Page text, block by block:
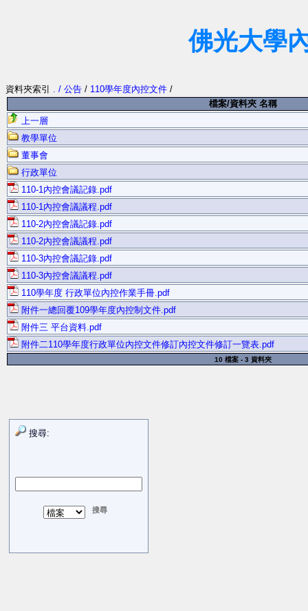
佛光大學
資料夾索引 . / 公告 / 110學年度內控文件 /
檔案/資料夾 名稱
上一層
教學單位
董事會
行政單位
110-1內控會議記錄.pdf
110-1內控會議議程.pdf
110-2內控會議記錄.pdf
110-2內控會議議程.pdf
110-3內控會議記錄.pdf
110-3內控會議議程.pdf
110學年度 行政單位內控作業手冊.pdf
附件一總回覆109學年度內控制文件.pdf
附件三 平台資料.pdf
附件二110學年度行政單位內控文件修訂內控文件修訂一覽表.pdf
10 檔案 - 3 資料夾
搜尋: